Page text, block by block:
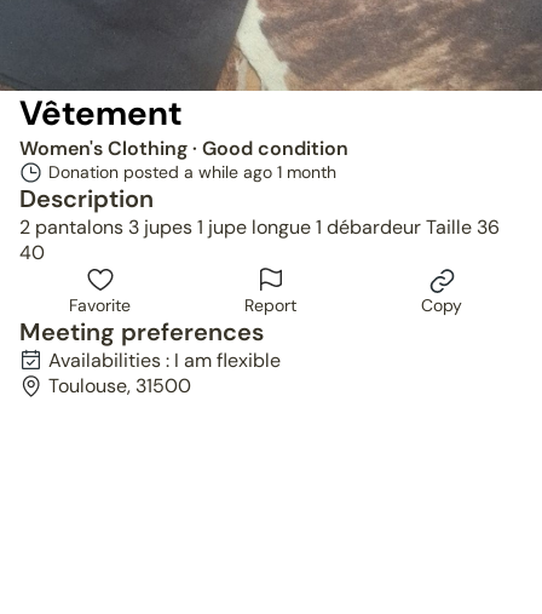
Vêtement
Women's Clothing· Good condition
Donation posted a while ago 1 month
Description
2 pantalons 3 jupes 1 jupe longue 1 débardeur Taille 36
40
Favorite Report Copy
Meeting preferences
Availabilities : I am flexible
Toulouse, 31500